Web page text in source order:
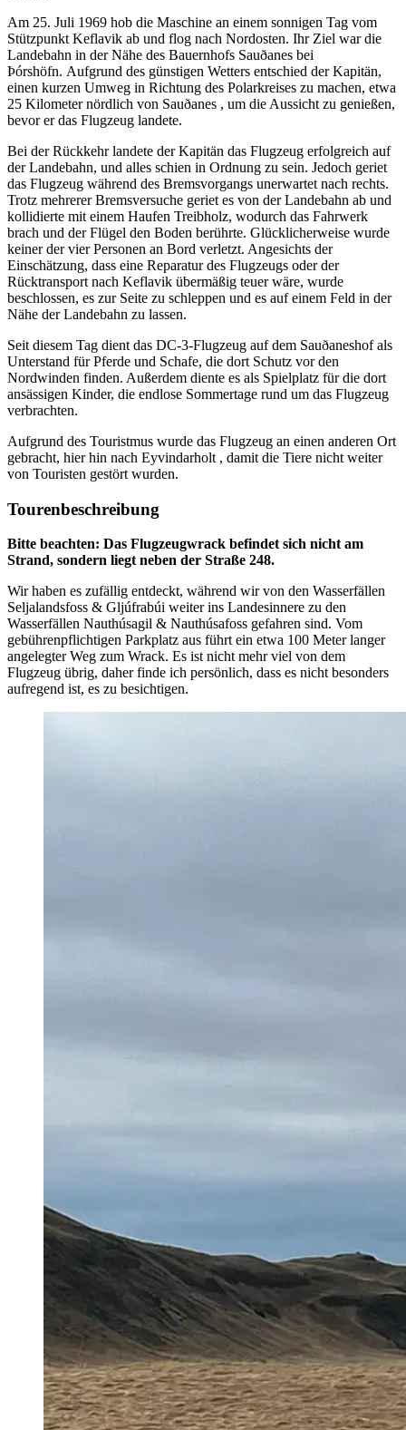
Am 25. Juli 1969 hob die Maschine an einem sonnigen Tag vom
Stützpunkt Keflavik ab und flog nach Nordosten. Ihr Ziel war die
Landebahn in der Nähe des Bauernhofs Sauðanes bei
Þórshöfn. Aufgrund des günstigen Wetters entschied der Kapitän,
einen kurzen Umweg in Richtung des Polarkreises zu machen, etwa
25 Kilometer nördlich von Sauðanes , um die Aussicht zu genießen,
bevor er das Flugzeug landete.
Bei der Rückkehr landete der Kapitän das Flugzeug erfolgreich auf
der Landebahn, und alles schien in Ordnung zu sein. Jedoch geriet
das Flugzeug während des Bremsvorgangs unerwartet nach rechts.
Trotz mehrerer Bremsversuche geriet es von der Landebahn ab und
kollidierte mit einem Haufen Treibholz, wodurch das Fahrwerk
brach und der Flügel den Boden berührte. Glücklicherweise wurde
keiner der vier Personen an Bord verletzt. Angesichts der
Einschätzung, dass eine Reparatur des Flugzeugs oder der
Rücktransport nach Keflavik übermäßig teuer wäre, wurde
beschlossen, es zur Seite zu schleppen und es auf einem Feld in der
Nähe der Landebahn zu lassen.
Seit diesem Tag dient das DC-3-Flugzeug auf dem Sauðaneshof als
Unterstand für Pferde und Schafe, die dort Schutz vor den
Nordwinden finden. Außerdem diente es als Spielplatz für die dort
ansässigen Kinder, die endlose Sommertage rund um das Flugzeug
verbrachten.
Aufgrund des Touristmus wurde das Flugzeug an einen anderen Ort
gebracht, hier hin nach Eyvindarholt , damit die Tiere nicht weiter
von Touristen gestört wurden.
Tourenbeschreibung
Bitte beachten: Das Flugzeugwrack befindet sich nicht am
Strand, sondern liegt neben der Straße 248.
Wir haben es zufällig entdeckt, während wir von den Wasserfällen
Seljalandsfoss & Gljúfrabúi weiter ins Landesinnere zu den
Wasserfällen Nauthúsagil & Nauthúsafoss gefahren sind. Vom
gebührenpflichtigen Parkplatz aus führt ein etwa 100 Meter langer
angelegter Weg zum Wrack. Es ist nicht mehr viel von dem
Flugzeug übrig, daher finde ich persönlich, dass es nicht besonders
aufregend ist, es zu besichtigen.